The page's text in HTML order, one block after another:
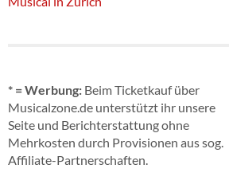
* = Werbung: Beim Ticketkauf über
Musicalzone.de unterstützt ihr unsere
Seite und Berichterstattung ohne
Mehrkosten durch Provisionen aus sog.
Affiliate-Partnerschaften.